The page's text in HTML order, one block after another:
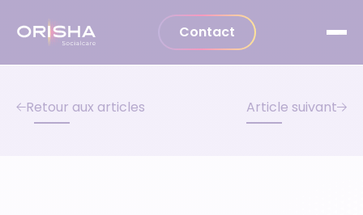
Contact
Retour aux articles Article suivant